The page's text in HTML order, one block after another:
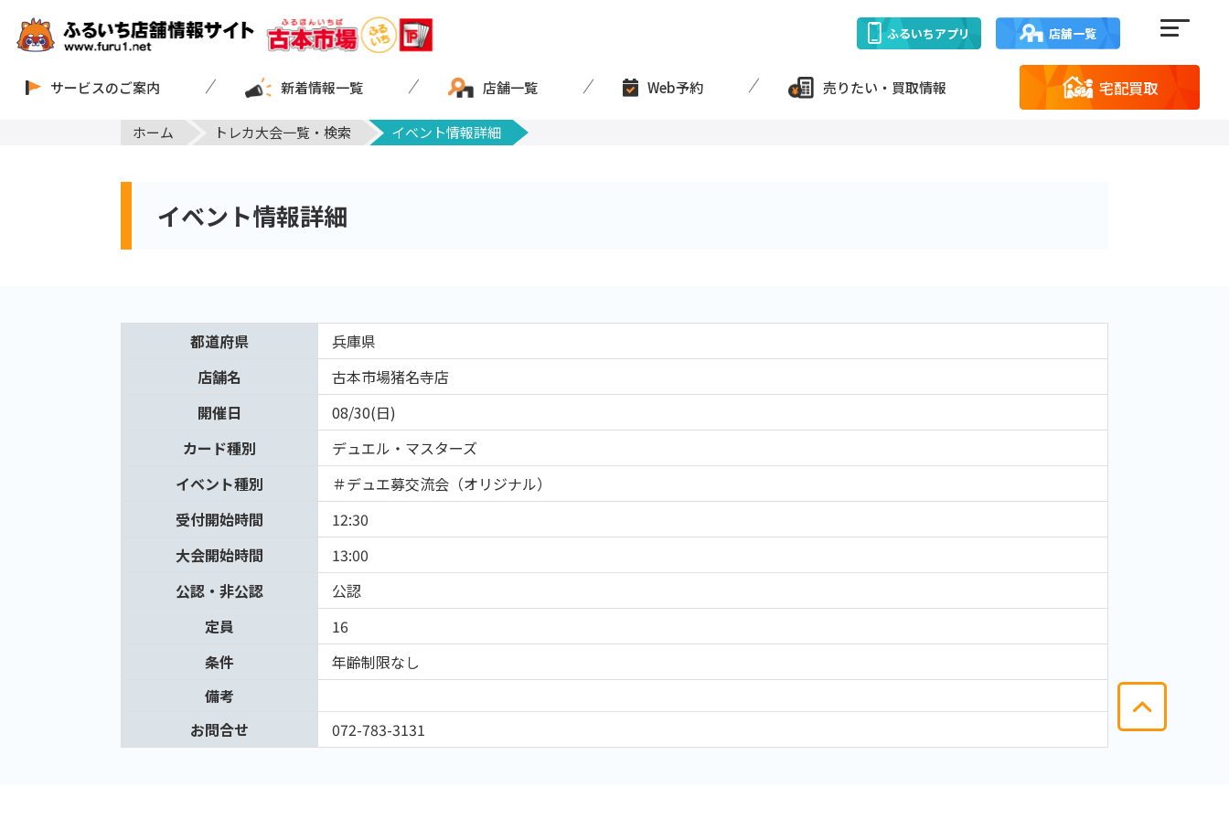
ふるいちアプリ 店舗一覧
サービスのご案内 新着情報一覧 店舗一覧 Web予約 売りたい・買取情報 宅配買取
ホーム トレカ大会一覧・検索 イベント情報詳細
イベント情報詳細
都道府県
兵庫県
店舗名
古本市場猪名寺店
開催日
08/30(日)
カード種別
デュエル・マスターズ
イベント種別
＃デュエ募交流会（オリジナル）
受付開始時間
12:30
大会開始時間
13:00
公認・非公認
公認
定員
16
条件
年齢制限なし
備考
お問合せ
072-783-3131